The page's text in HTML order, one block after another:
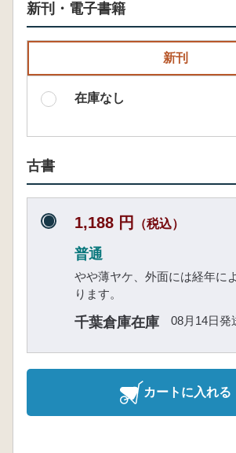
新刊・電子書籍
新刊
在庫なし
古書
1,188 円 （税込）
普通
やや薄ヤケ、外面には経年に
ります。
千葉倉庫在庫 08月14日発
カートに入れる